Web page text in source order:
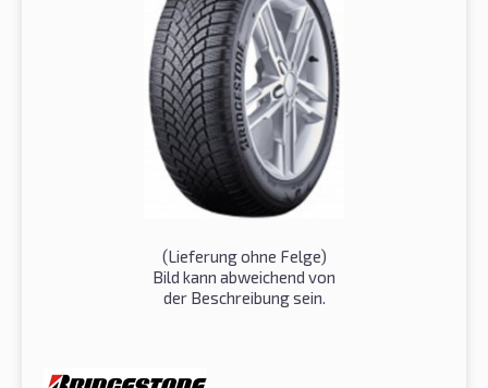
(Lieferung ohne Felge)
Bild kann abweichend von
der Beschreibung sein.